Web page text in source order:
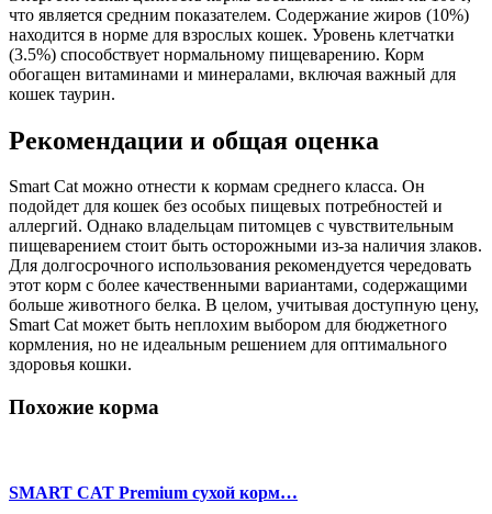
что является средним показателем. Содержание жиров (10%)
находится в норме для взрослых кошек. Уровень клетчатки
(3.5%) способствует нормальному пищеварению. Корм
обогащен витаминами и минералами, включая важный для
кошек таурин.
Рекомендации и общая оценка
Smart Cat можно отнести к кормам среднего класса. Он
подойдет для кошек без особых пищевых потребностей и
аллергий. Однако владельцам питомцев с чувствительным
пищеварением стоит быть осторожными из-за наличия злаков.
Для долгосрочного использования рекомендуется чередовать
этот корм с более качественными вариантами, содержащими
больше животного белка. В целом, учитывая доступную цену,
Smart Cat может быть неплохим выбором для бюджетного
кормления, но не идеальным решением для оптимального
здоровья кошки.
Похожие корма
SMART CAT Premium сухой корм…